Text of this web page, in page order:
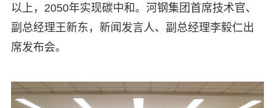
以上，2050年实现碳中和。河钢集团首席技术官、
副总经理王新东，新闻发言人、副总经理李毅仁出
席发布会。